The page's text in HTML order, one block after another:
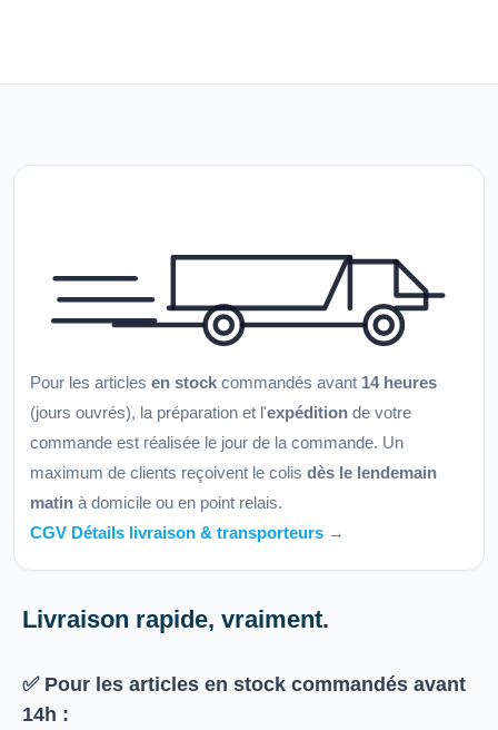
Pour les articles en stock commandés avant 14 heures
(jours ouvrés), la préparation et l'expédition de votre
commande est réalisée le jour de la commande. Un
maximum de clients reçoivent le colis dès le lendemain
matin à domicile ou en point relais.
CGV Détails livraison & transporteurs →
Livraison rapide, vraiment.
✅ Pour les articles en stock commandés avant
14h :